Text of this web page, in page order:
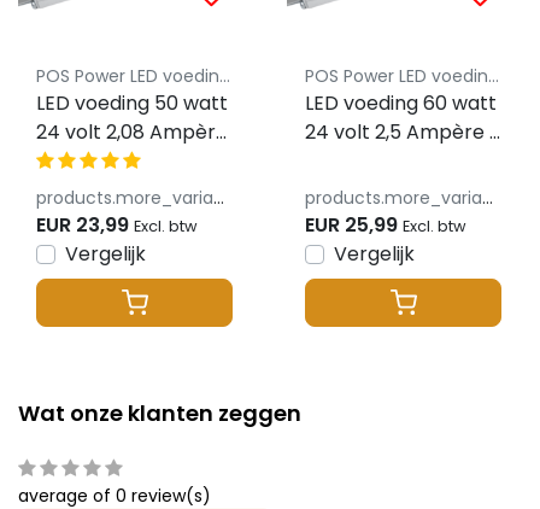
POS Power LED voeding via Profielgigant.nl
LED voeding 50 watt
24 volt 2,08 Ampère
– IP67 waterdicht –
MCHQ50V24-GE
products.more_variants_available
EUR 23,99 Excl. btw
Vergelijk
POS Power LED voeding via Profielgigant.nl
LED voeding 60 watt
24 volt 2,5 Ampère –
MCHQ60V24-GE
products.more_variants_available
EUR 25,99 Excl. btw
Vergelijk
Wat onze klanten zeggen
average of 0 review(s)